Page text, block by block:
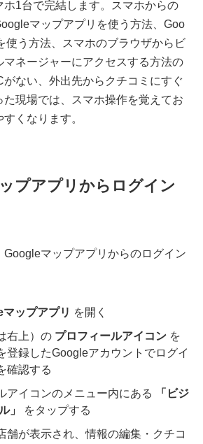
ホ1台で完結します。スマホからの
マップアプリを使う方法、Goo
使う方法、スマホのブラウザからビ
マネージャーにアクセスする方法の
ない、外出先からクチコミにすぐ
現場では、スマホ操作を覚えてお
くなります。
プアプリからログイン
マップアプリからのログイン
ップアプリ を開く
右上）の プロフィールアイコン を
登録したGoogleアカウントでログイ
確認する
アイコンのメニュー内にある
「ビジ
」
をタップする
舗が表示され、情報の編集・クチコ